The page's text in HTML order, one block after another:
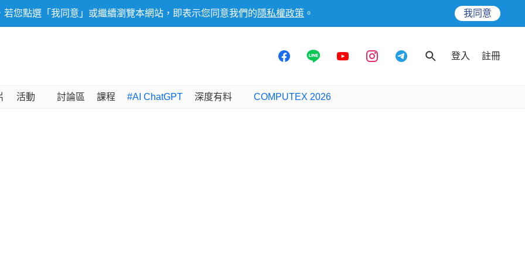
您點選「我同意」或繼續瀏覽本網站，即表示您同意我們的 隱私權政策 。 我同意
登入 註冊
活動 討論區 課程 #AI ChatGPT 深度有料 COMPUTEX 2026